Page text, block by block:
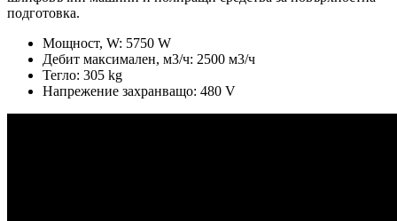
подготовка.
Мощност, W: 5750 W
Дебит максимален, м3/ч: 2500 м3/ч
Тегло: 305 kg
Напрежение захранващо: 480 V